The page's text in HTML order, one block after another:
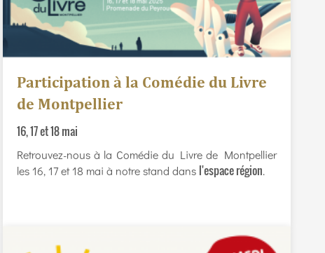
Participation à la Comédie du Livre
de Montpellier
16, 17 et 18 mai
Retrouvez-nous à la Comédie du Livre de Montpellier
les 16, 17 et 18 mai à notre stand dans l'espace région.